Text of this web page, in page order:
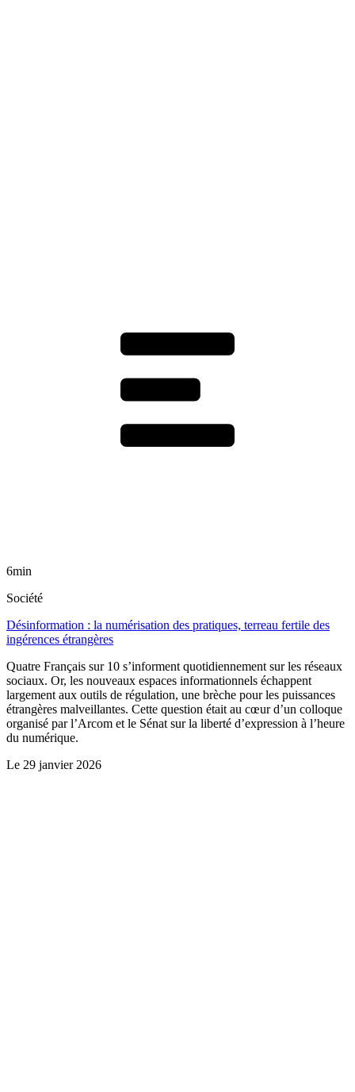
6min
Société
Désinformation : la numérisation des pratiques, terreau fertile des
ingérences étrangères
Quatre Français sur 10 s’informent quotidiennement sur les réseaux
sociaux. Or, les nouveaux espaces informationnels échappent
largement aux outils de régulation, une brèche pour les puissances
étrangères malveillantes. Cette question était au cœur d’un colloque
organisé par l’Arcom et le Sénat sur la liberté d’expression à l’heure
du numérique.
Le 29 janvier 2026